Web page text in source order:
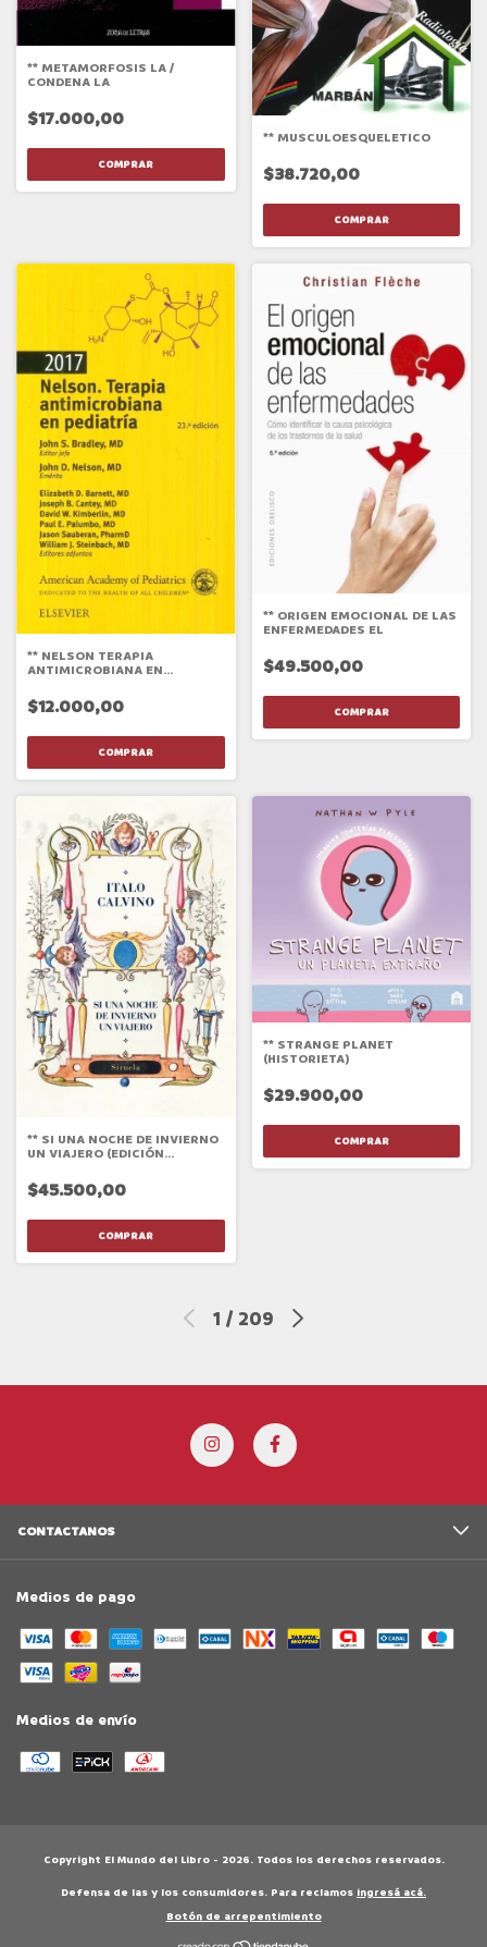
** METAMORFOSIS LA /
CONDENA LA
$17.000,00
** MUSCULOESQUELETICO
$38.720,00
** NELSON TERAPIA
ANTIMICROBIANA EN
$12.000,00
** ORIGEN EMOCIONAL DE LAS
ENFERMEDADES EL
$49.500,00
** SI UNA NOCHE DE INVIERNO
UN VIAJERO (EDICIÓN
$45.500,00
** STRANGE PLANET
(HISTORIETA)
$29.900,00
1 / 209
CONTACTANOS
Medios de pago
Medios de envío
Copyright El Mundo del Libro - 2026. Todos los derechos reservados.
Defensa de las y los consumidores. Para reclamos ingresá acá.
Botón de arrepentimiento